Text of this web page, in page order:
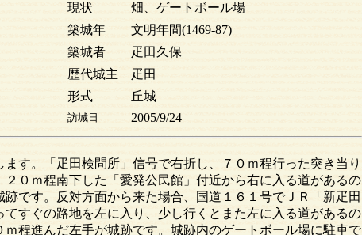
現状
畑、ゲートボール場
築城年
文明年間(1469-87)
築城者
疋田久保
歴代城主
疋田
形式
丘城
訪城日 2005/9/24
す。「疋田検問所」信号で右折し、７０ｍ程行った突き当り
０ｍ程南下した「愛発公民館」付近から右に入る道があるの
です。反対方面から来た場合、国道１６１号でＪＲ「新疋田
すぐの路地を左に入り、少し行くとまた左に入る道があるの
程進んだ左手が城跡です。城跡内のゲートボール場に駐車で